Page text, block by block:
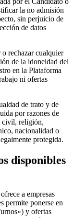
la no admisión
sin perjuicio de
de datos
o rechazar cualquier
de la idoneidad del
en la Plataforma
ni ofertas
de trato y de
por razones de
civil, religión,
nacionalidad o
protegida.
disponibles
a empresas
permite ponerse en
y ofertas